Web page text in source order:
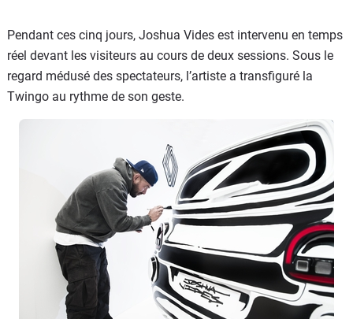
Pendant ces cinq jours, Joshua Vides est intervenu en temps
réel devant les visiteurs au cours de deux sessions. Sous le
regard médusé des spectateurs, l’artiste a transfiguré la
Twingo au rythme de son geste.